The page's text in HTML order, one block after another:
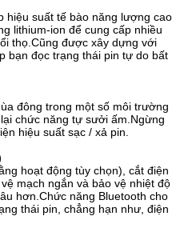
hiệu suất tế bào năng lượng cao
lithium-ion để cung cấp nhiều
thọ.Cũng được xây dựng với
bạn đọc trạng thái pin tự do bất
đông trong một số môi trường
chức năng tự sưởi ấm.Ngừng
hiệu suất sạc / xả pin.
hoạt động tùy chọn), cắt điện
mạch ngắn và bảo vệ nhiệt độ
hơn.Chức năng Bluetooth cho
thái pin, chẳng hạn như, điện